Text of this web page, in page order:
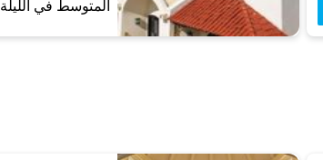
المتوسط في الليلة